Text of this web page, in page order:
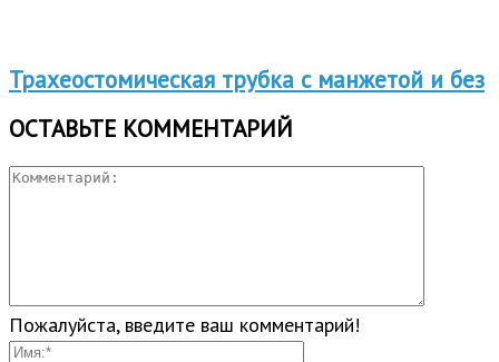
Трахеостомическая трубка с манжетой и без
ОСТАВЬТЕ КОММЕНТАРИЙ
Пожалуйста, введите ваш комментарий!